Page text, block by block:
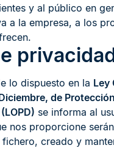
y al público en
a la empresa, a los
lo dispuesto en la Ley
de
se informa al
nos proporcione serán
creado y